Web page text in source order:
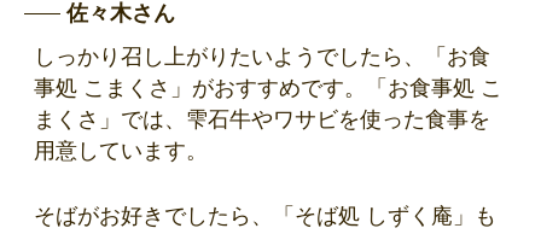
佐々木さん
しっかり召し上がりたいようでしたら、「お食
事処 こまくさ」がおすすめです。「お食事処 こ
まくさ」では、雫石牛やワサビを使った食事を
用意しています。
そばがお好きでしたら、「そば処 しずく庵」も